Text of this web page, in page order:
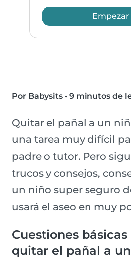
Empezar
Por Babysits • 9 minutos de
Quitar el pañal a un
una tarea muy difícil
padre o tutor. Pero
trucos y consejos,
un niño super seguro
usará el aseo en muy
Cuestiones
quitar el pañal a